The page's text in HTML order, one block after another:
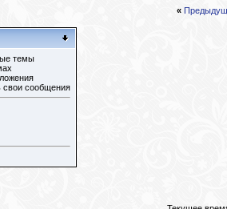
«
темы
свои сообщения